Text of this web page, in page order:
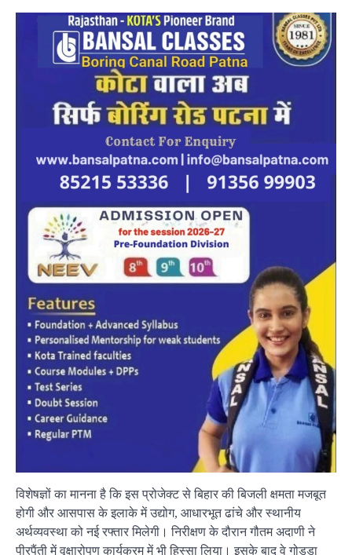
विशेषज्ञों का मानना है कि इस प्रोजेक्ट से बिहार की बिजली क्षमता मजबूत
होगी और आसपास के इलाके में उद्योग, आधारभूत ढांचे और स्थानीय
अर्थव्यवस्था को नई रफ्तार मिलेगी। निरीक्षण के दौरान गौतम अदाणी ने
पीरपैंती में वृक्षारोपण कार्यक्रम में भी हिस्सा लिया। इसके बाद वे गोड्डा